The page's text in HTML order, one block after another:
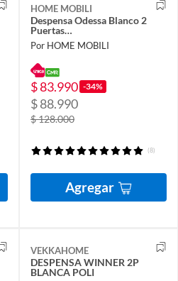
HOME MOBILI
Despensa Odessa Blanco 2
Puertas…
Por HOME MOBILI
$ 83.990 -34%
$ 88.990
$ 128.000
(8)
Agregar
VEKKAHOME
DESPENSA WINNER 2P
BLANCA POLI